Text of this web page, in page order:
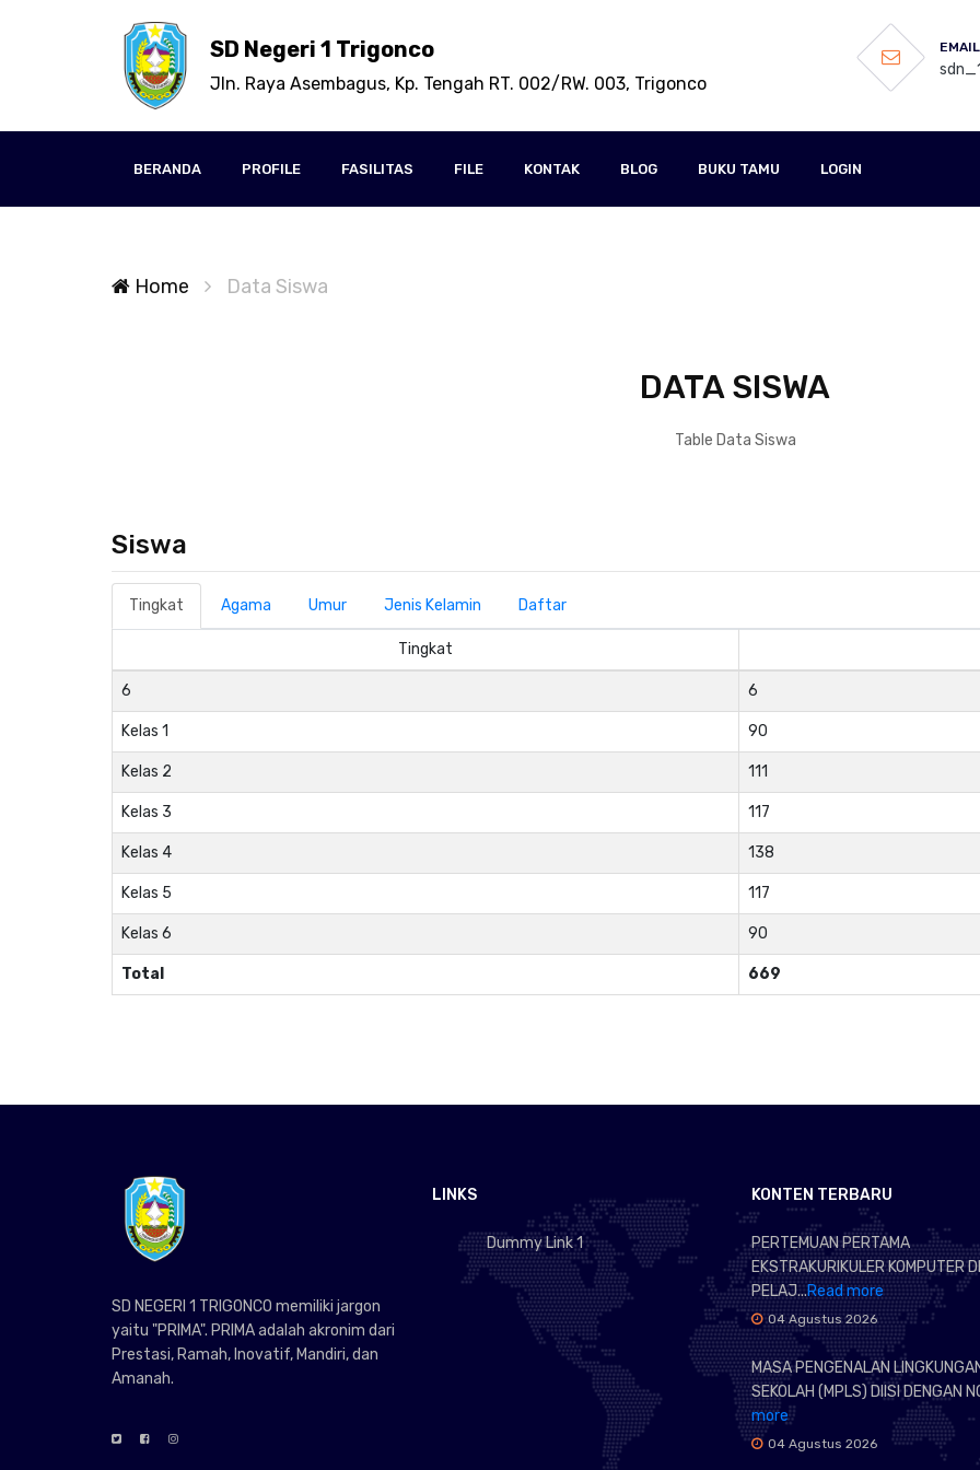
SD Negeri 1 Trigonco
Jln. Raya Asembagus, Kp. Tengah RT. 002/RW. 003, Trigonco
BERANDA PROFILE FASILITAS FILE KONTAK BLOG BUKU TAMU LOGIN
Home Data Siswa
DATA SISWA
Table Data Siswa
Siswa
Tingkat Agama Umur Jenis Kelamin Daftar
Tingkat
6 6
Kelas 1 90
Kelas 2 111
Kelas 3 117
Kelas 4 138
Kelas 5 117
Kelas 6 90
Total 669
SD NEGERI 1 TRIGONCO memiliki jargon
yaitu "PRIMA". PRIMA adalah akronim dari
Prestasi, Ramah, Inovatif, Mandiri, dan
Amanah.
LINKS
Dummy Link 1
KONTEN TERBARU
PERTEMUAN PERTAMA
EKSTRAKURIKULER KOMPUTER
PELAJ...Read more
04 Agustus 2026
MASA PENGENALAN
SEKOLAH (MPLS) DIISI DENGAN
more
04 Agustus 2026